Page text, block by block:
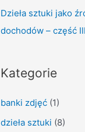
Dzieła sztuki jako
dochodów – część III
Kategorie
banki zdjęć (1)
dzieła sztuki (8)